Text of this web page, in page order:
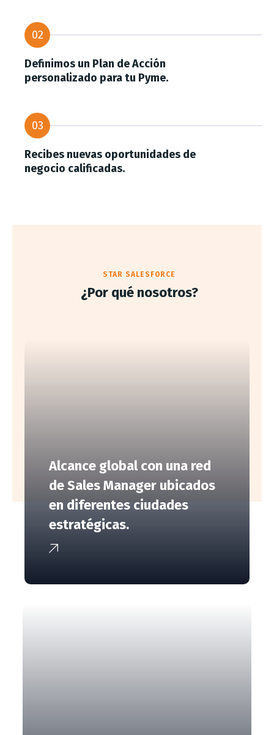
02
Definimos un Plan de Acción
personalizado para tu Pyme.
03
Recibes nuevas oportunidades de
negocio calificadas.
STAR SALESFORCE
¿Por qué nosotros?
Alcance global con una red
de Sales Manager ubicados
en diferentes ciudades
estratégicas.